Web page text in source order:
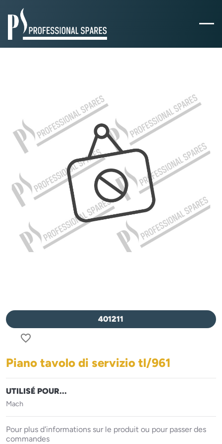
401211
favorite_border
Piano tavolo di servizio tl/961
UTILISÉ POUR...
Mach
Pour plus d'informations sur le produit ou pour passer des
commandes